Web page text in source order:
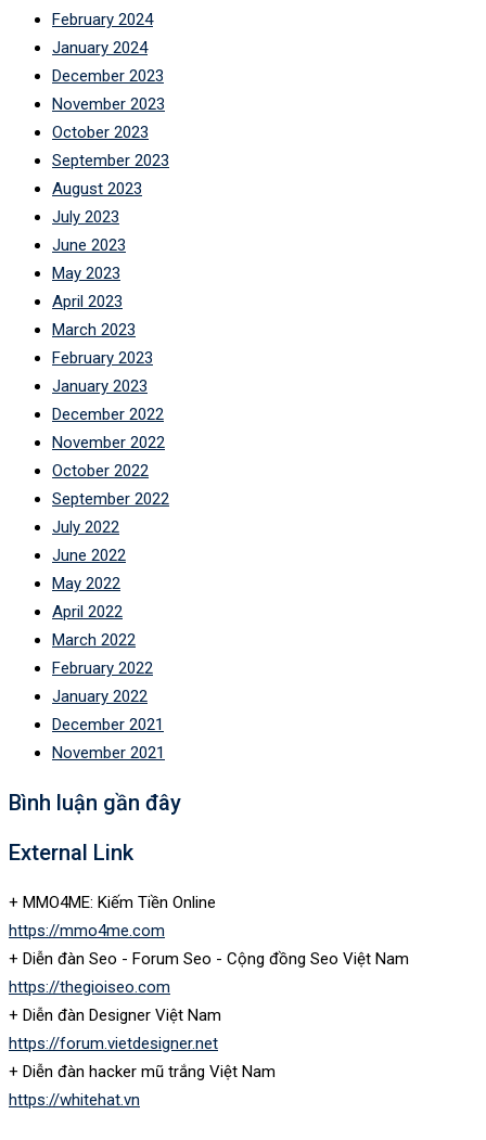
February 2024
January 2024
December 2023
November 2023
October 2023
September 2023
August 2023
July 2023
June 2023
May 2023
April 2023
March 2023
February 2023
January 2023
December 2022
November 2022
October 2022
September 2022
July 2022
June 2022
May 2022
April 2022
March 2022
February 2022
January 2022
December 2021
November 2021
Bình luận gần đây
External Link
+ MMO4ME: Kiếm Tiền Online
https://mmo4me.com
+ Diễn đàn Seo - Forum Seo - Cộng đồng Seo Việt Nam
https://thegioiseo.com
+ Diễn đàn Designer Việt Nam
https://forum.vietdesigner.net
+ Diễn đàn hacker mũ trắng Việt Nam
https://whitehat.vn